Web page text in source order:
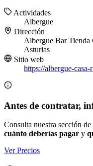
Actividades
Albergue
Dirección
Albergue Bar Tienda
Asturias
Sitio web
https://albergue-
Antes de contratar,
Consulta nuestra sección
cuánto deberías pagar y
Ver Precios